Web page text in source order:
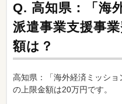
Q. 高知県：「海
派遣事業支援事
額は？
高知県：「海外経済ミッショ
の上限金額は20万円です。